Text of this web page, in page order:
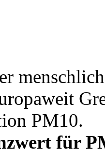
PM10.
für